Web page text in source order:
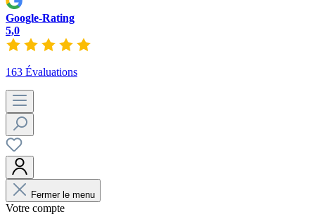
Google-Rating
5,0
163 Évaluations
Fermer le menu
Votre compte